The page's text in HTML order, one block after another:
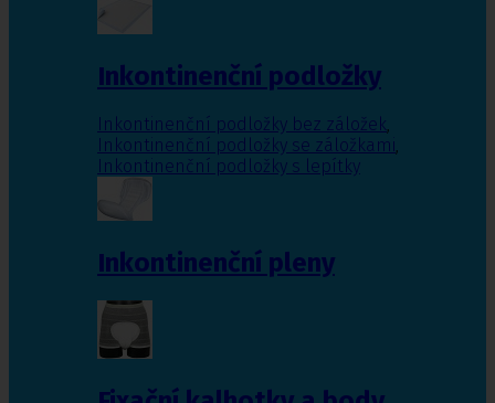
Inkontinenční podložky
Inkontinenční podložky bez záložek,
Inkontinenční podložky se záložkami,
Inkontinenční podložky s lepítky
Inkontinenční pleny